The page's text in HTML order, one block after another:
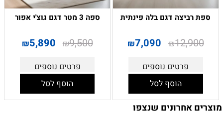
ספת רביצה דגם בלה פינתית
₪12,900
₪7,090
פרטים נוספים
הוסף לסל
ספה 3 מטר דגם גוצ'י אפור
₪9,500
₪5,890
פרטים נוספים
הוסף לסל
מוצרים אחרונים שנצפו